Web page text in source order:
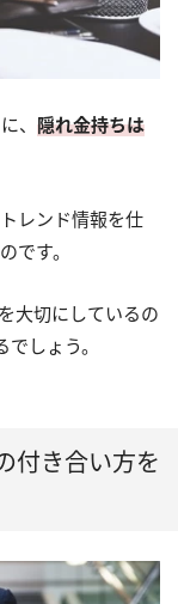
、 隠れ金持ちは
レンド情報を仕
です。
大切にしているの
しょう。
付き合い方を